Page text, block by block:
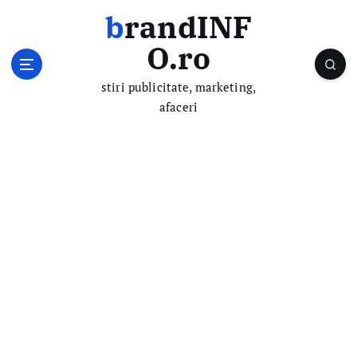
brandINF
O.ro
stiri publicitate, marketing,
afaceri